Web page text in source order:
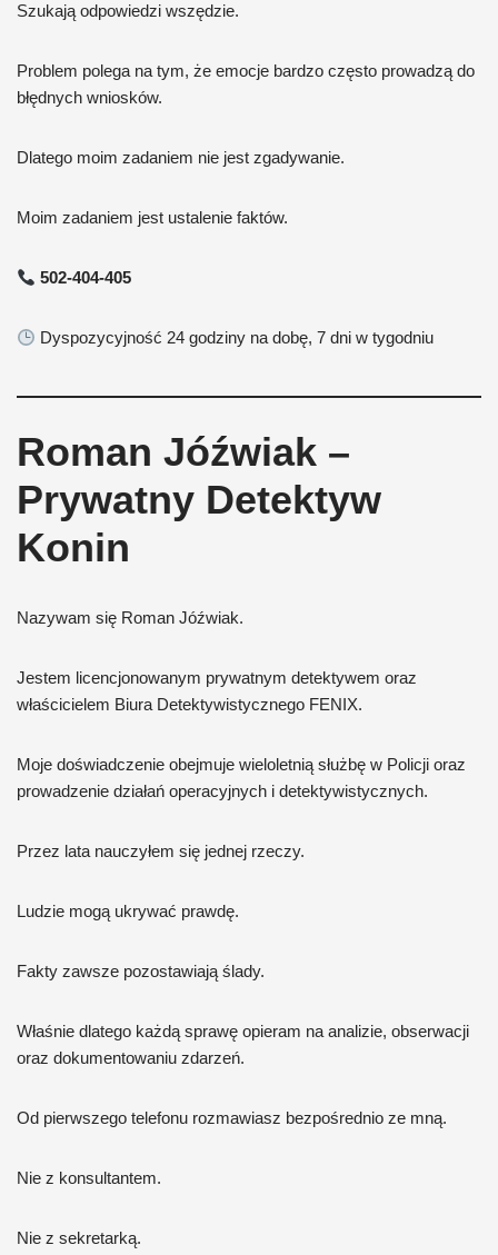
Szukają odpowiedzi wszędzie.
Problem polega na tym, że emocje bardzo często prowadzą do
błędnych wniosków.
Dlatego moim zadaniem nie jest zgadywanie.
Moim zadaniem jest ustalenie faktów.
502-404-405
Dyspozycyjność 24 godziny na dobę, 7 dni w tygodniu
Roman Jóźwiak –
Prywatny Detektyw
Konin
Nazywam się Roman Jóźwiak.
Jestem licencjonowanym prywatnym detektywem oraz
właścicielem Biura Detektywistycznego FENIX.
Moje doświadczenie obejmuje wieloletnią służbę w Policji oraz
prowadzenie działań operacyjnych i detektywistycznych.
Przez lata nauczyłem się jednej rzeczy.
Ludzie mogą ukrywać prawdę.
Fakty zawsze pozostawiają ślady.
Właśnie dlatego każdą sprawę opieram na analizie, obserwacji
oraz dokumentowaniu zdarzeń.
Od pierwszego telefonu rozmawiasz bezpośrednio ze mną.
Nie z konsultantem.
Nie z sekretarką.